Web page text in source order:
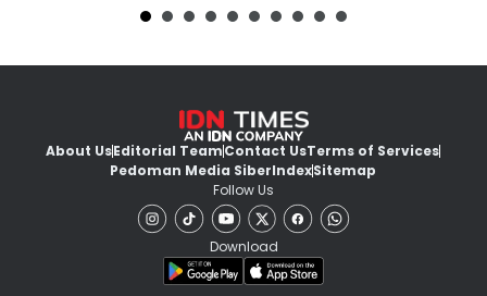
About UsEditorial TeamContact UsTerms of Services
Pedoman Media SiberIndexSitemap
Follow Us
Download